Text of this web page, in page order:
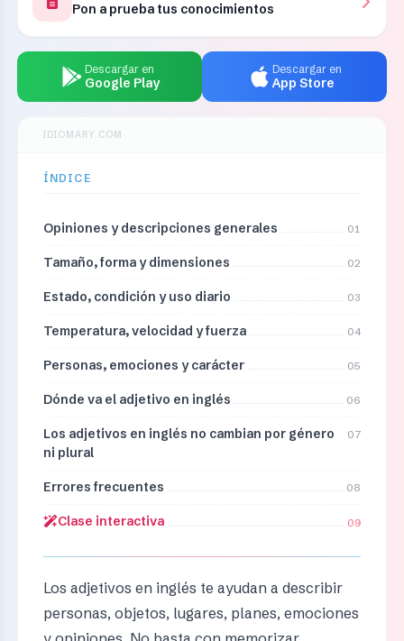
Pon a prueba tus conocimientos
Descargar en
Google Play
Descargar en
App Store
IDIOMARY.COM
ÍNDICE
Opiniones y descripciones generales 01
Tamaño, forma y dimensiones 02
Estado, condición y uso diario 03
Temperatura, velocidad y fuerza 04
Personas, emociones y carácter 05
Dónde va el adjetivo en inglés 06
Los adjetivos en inglés no cambian por género
ni plural
07
Errores frecuentes 08
Clase interactiva 09
Los adjetivos en inglés te ayudan a describir
personas, objetos, lugares, planes, emociones